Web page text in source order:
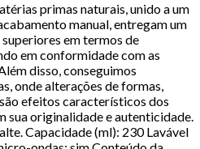
primas naturais, unido a um
manual, entregam um
em termos de
em conformidade com as
disso, conseguimos
onde alterações de formas,
efeitos característicos dos
sua originalidade e autenticidade.
Capacidade (ml): 230 Lavável